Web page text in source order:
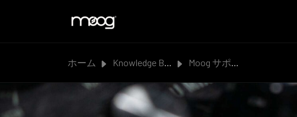
ホーム Knowledge Base Moog サポート